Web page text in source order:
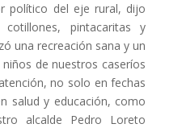
político del eje rural, dijo
pintacaritas y
una recreación sana y un
de nuestros caseríos
no solo en fechas
salud y educación, como
alcalde Pedro Loreto